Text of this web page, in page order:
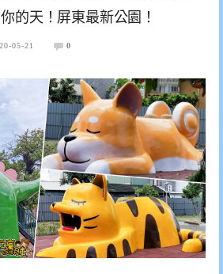
的天！屏東最新公園！
05-21 0